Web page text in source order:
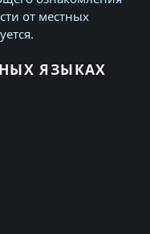
от местных
ЯЗЫКАХ